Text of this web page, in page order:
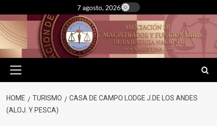
to
content
7 agosto, 2026
Menu
HOME TURISMO
CASA DE CAMPO LODGE J.DE LOS ANDES
(ALOJ. Y PESCA)